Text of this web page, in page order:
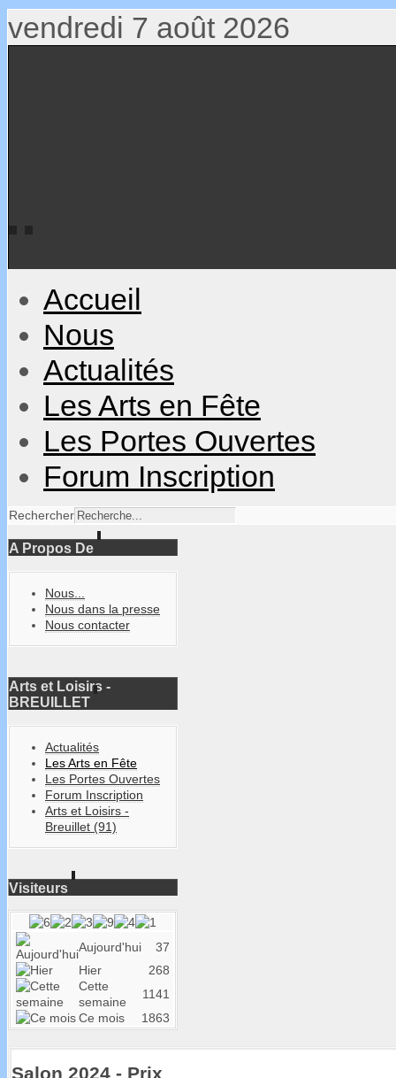
vendredi 7 août 2026
Accueil
Nous
Actualités
Les Arts en Fête
Les Portes Ouvertes
Forum Inscription
Rechercher
A Propos De
Nous...
Nous dans la presse
Nous contacter
Arts et Loisirs -
BREUILLET
Actualités
Les Arts en Fête
Les Portes Ouvertes
Forum Inscription
Arts et Loisirs -
Breuillet (91)
Visiteurs
Aujourd'hui
37
Hier
268
Cette
semaine
1141
Ce mois
1863
Salon 2024 - Prix